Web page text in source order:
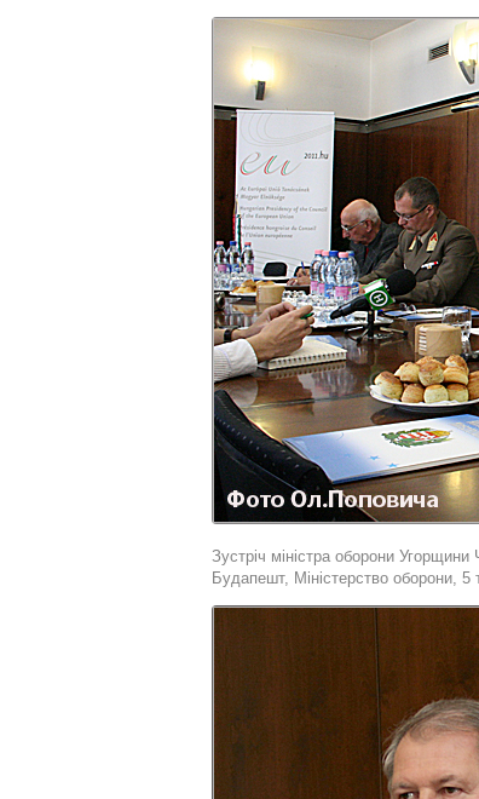
Зустріч міністра оборони
Будапешт, Міністерство оборони, 5